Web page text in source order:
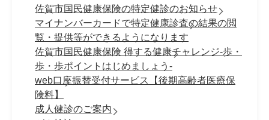
佐賀市国民健康保険の特定健診のお知らせ
マイナンバーカードで特定健康診査の結果の閲
覧・提供等ができるようになります
佐賀市国民健康保険 得する健康チャレンジ-歩・
歩・歩ポイントはじめましょう-
web口座振替受付サービス【後期高齢者医療保
険料】
成人健診のご案内